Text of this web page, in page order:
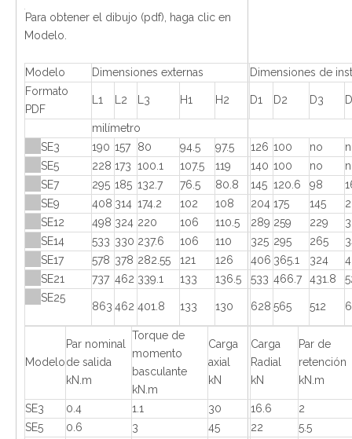
Para obtener el dibujo (pdf), haga clic en
Modelo.
Modelo Dimensiones externas
Dimensiones de
Formato
PDF
L1 L2 L3 H1 H2 D1 D2 D3
milímetro
SE3
190 157 80 94.5 97.5 126 100 no
SE5
228 173 100.1 107.5 119 140 100 no
SE7
295 185 132.7 76.5 80.8 145 120.6 98
SE9
408 314 174.2 102 108 204 175 145
SE12
498 324 220 106 110.5 289 259 229
SE14
533 330 237.6 106 110 325 295 265
SE17
578 378 282.55 121 126 406 365.1 324
SE21
737 462 339.1 133 136.5 533 466.7 431.8
SE25
863 462 401.8 133 130 628 565 512
Modelo
Par nominal
de salida
kN.m
Torque de
momento
basculante
kN.m
Carga
axial
kN
Carga
Radial
kN
Par de
retención
kN.m
SE3 0.4 1.1 30 16.6
2
SE5
0.6 3 45 22
5.5